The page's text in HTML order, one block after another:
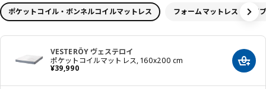
ポケットコイル・ボンネルコイルマットレス フォームマットレス・ハイ
VESTERÖY ヴェステロイ
ポケットコイルマットレス, 160x200 cm
¥39,990
価格 ¥ 39990 カー